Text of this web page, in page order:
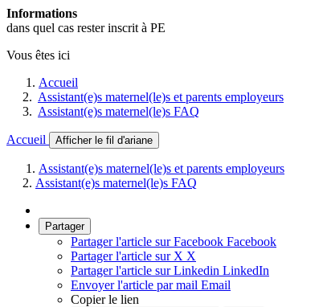
Informations
dans quel cas rester inscrit à PE
Vous êtes ici
Accueil
Assistant(e)s maternel(le)s et parents employeurs
Assistant(e)s maternel(le)s FAQ
Accueil Afficher le fil d'ariane
Assistant(e)s maternel(le)s et parents employeurs
Assistant(e)s maternel(le)s FAQ
Partager
Partager l'article sur Facebook Facebook
Partager l'article sur X X
Partager l'article sur Linkedin LinkedIn
Envoyer l'article par mail Email
Copier le lien